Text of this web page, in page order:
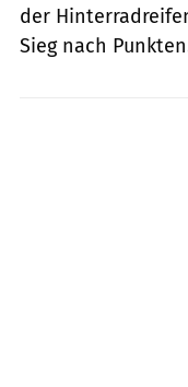
der
Sieg nach